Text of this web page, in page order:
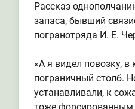
Рассказ
запаса, бывший
погранотряда И. Е.
«А я видел повозку, в
пограничный столб.
устанавливали, к